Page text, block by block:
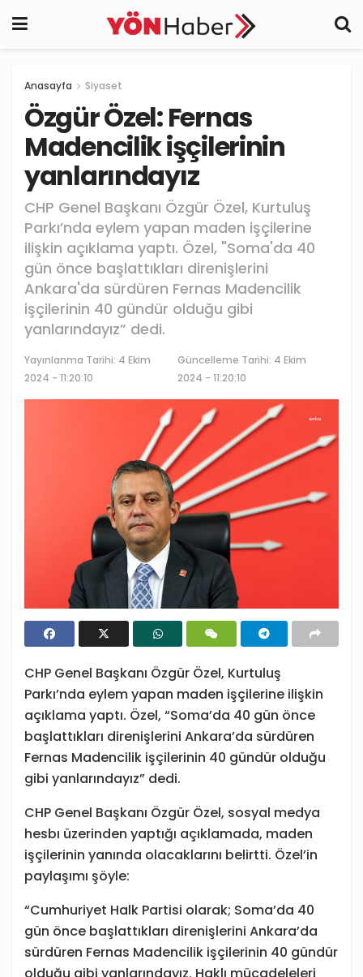
Anasayfa Siyaset
Özgür Özel: Fernas
Madencilik işçilerinin
yanlarındayız
CHP Genel Başkanı Özgür Özel, Kurtuluş
Parkı’nda eylem yapan maden işçilerine
ilişkin açıklama yaptı. Özel, "Soma'da 40
gün önce başlattıkları direnişlerini
Ankara'da sürdüren Fernas Madencilik
işçilerinin 40 gündür olduğu gibi
yanlarındayız” dedi.
Yayınlanma Tarihi: 4 Ekim
2024 - 11:20:10
Güncelleme Tarihi: 4 Ekim
2024 - 11:20:10
CHP Genel Başkanı Özgür Özel, Kurtuluş
Parkı’nda eylem yapan maden işçilerine ilişkin
açıklama yaptı. Özel, “Soma’da 40 gün önce
başlattıkları direnişlerini Ankara’da sürdüren
Fernas Madencilik işçilerinin 40 gündür olduğu
gibi yanlarındayız” dedi.
CHP Genel Başkanı Özgür Özel, sosyal medya
hesbı üzerinden yaptığı açıklamada, maden
işçilerinin yanında olacaklarını belirtti. Özel’in
paylaşımı şöyle:
“Cumhuriyet Halk Partisi olarak; Soma’da 40
gün önce başlattıkları direnişlerini Ankara’da
sürdüren Fernas Madencilik işçilerinin 40 gündür